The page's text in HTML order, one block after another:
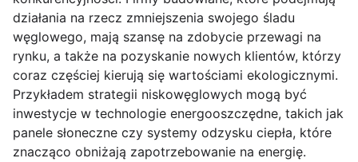
działania na rzecz zmniejszenia swojego śladu
węglowego, mają szansę na zdobycie przewagi na
rynku, a także na pozyskanie nowych klientów, którzy
coraz częściej kierują się wartościami ekologicznymi.
Przykładem strategii niskowęglowych mogą być
inwestycje w technologie energooszczędne, takich jak
panele słoneczne czy systemy odzysku ciepła, które
znacząco obniżają zapotrzebowanie na energię.